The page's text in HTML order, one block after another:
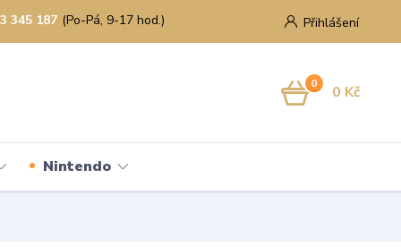
Přihlášení
345 187 (Po-Pá, 9-17 hod.)
0 0 Kč
Nintendo